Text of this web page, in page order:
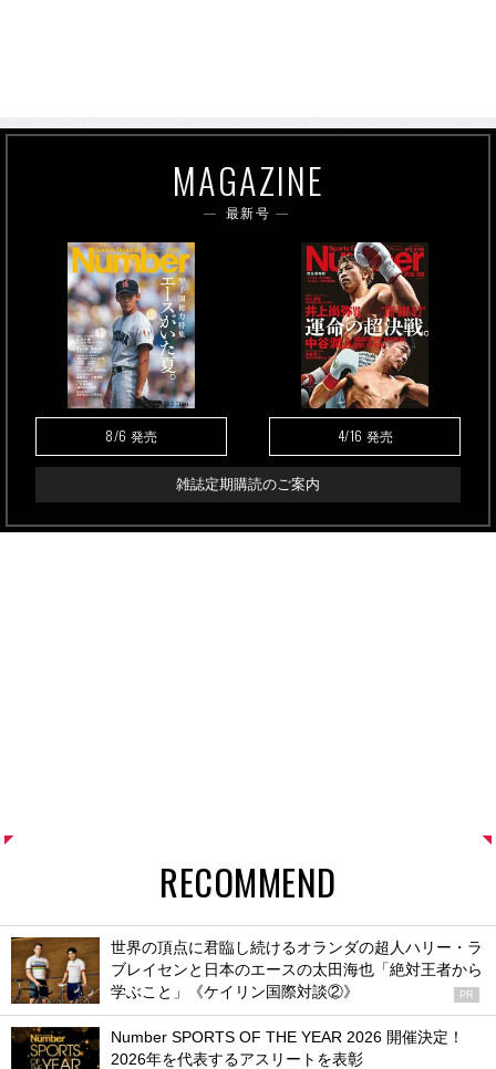
MAGAZINE
最新号
8/6 発売 4/16 発売
雑誌定期購読のご案内
RECOMMEND
世界の頂点に君臨し続けるオランダの超人ハリー・ラ
ブレイセンと日本のエースの太田海也「絶対王者から
学ぶこと」《ケイリン国際対談②》
PR
Number SPORTS OF THE YEAR 2026 開催決定！
2026年を代表するアスリートを表彰